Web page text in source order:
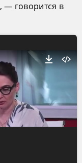
, — говорится в